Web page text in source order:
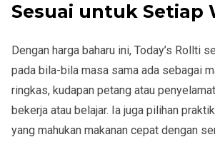
Sesuai untuk Setiap
Dengan harga baharu ini, Today’s Rollti
pada bila-bila masa sama ada sebagai
ringkas, kudapan petang atau
bekerja atau belajar. Ia juga pilihan
yang mahukan makanan cepat dengan